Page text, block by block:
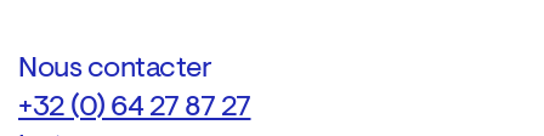
Nous contacter
+32 (0) 64 27 87 27